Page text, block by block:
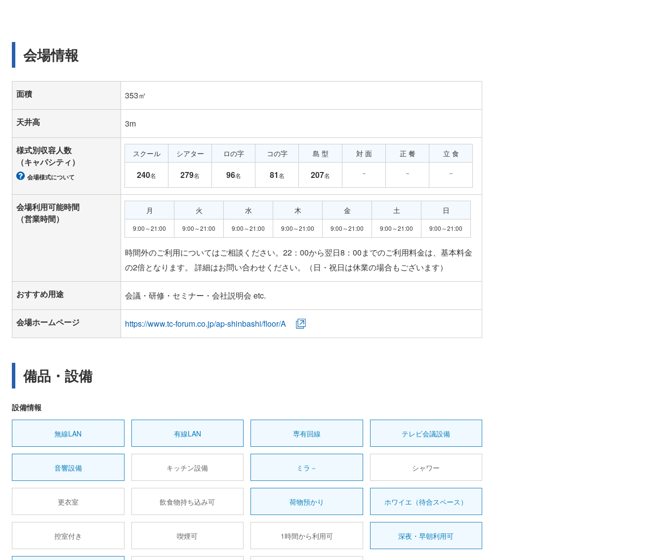
会場情報
面積 353㎡
天井高 3m
様式別収容人数
（キャパシティ）
会場様式について
スクール
240名
シアター
279名
ロの字
96名
コの字
81名
島 型
207名
対 面
－
正 餐
－
立 食
－
会場利用可能時間
（営業時間）
月
9:00～21:00
火
9:00～21:00
水
9:00～21:00
木
9:00～21:00
金
9:00～21:00
土
9:00～21:00
日
9:00～21:00
時間外のご利用についてはご相談ください。22：00から翌日8：00までのご利用料金は、基本料金
おすすめ用途 会議・研修・セミナー・会社説明会 etc.
会場ホームページ https://www.tc-forum.co.jp/ap-shinbashi/floor/A
備品・設備
設備情報
無線LAN 有線LAN 専有回線 テレビ会議設備
音響設備 キッチン設備 ミラ－ シャワー
更衣室 飲食物持ち込み可 荷物預かり ホワイエ（待合スペース）
控室付き 喫煙可 1時間から利用可 深夜・早朝利用可